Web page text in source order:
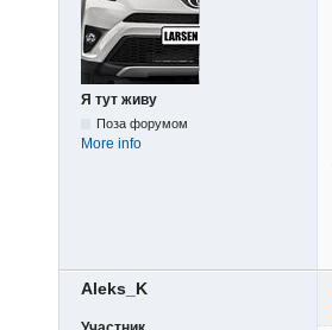
Я тут живу
Поза форумом
More info
Aleks_K